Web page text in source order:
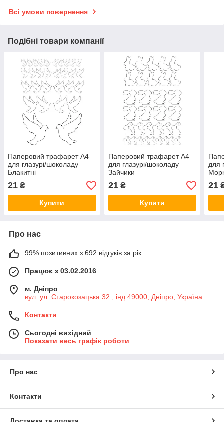
Всі умови повернення
Подібні товари компанії
Паперовий трафарет А4
для глазурі/шоколаду
Блакитні
21 ₴
Купити
Паперовий трафарет А4
для глазурі/шоколаду
Зайчики
21₴
Купити
для
21
Про нас
99% позитивних з 692 відгуків за рік
Працює з 03.02.2016
м. Дніпро
вул. ул. Старокозацька 32 , інд 49000, Дніпро, Україна
Контакти
Сьогодні вихідний
Показати весь графік роботи
Про нас
Контакти